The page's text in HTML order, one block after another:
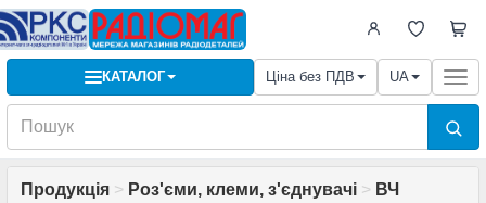
КАТАЛОГ Ціна без ПДВ UA
Продукція > Роз'єми, клеми, з'єднувачі > ВЧ